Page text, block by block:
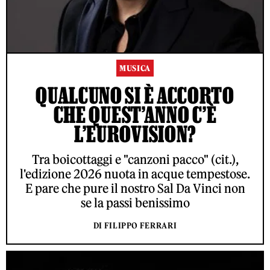
MUSICA
QUALCUNO SI È ACCORTO
CHE QUEST’ANNO C’È
L’EUROVISION?
Tra boicottaggi e "canzoni pacco" (cit.),
l'edizione 2026 nuota in acque tempestose.
E pare che pure il nostro Sal Da Vinci non
se la passi benissimo
DI FILIPPO FERRARI